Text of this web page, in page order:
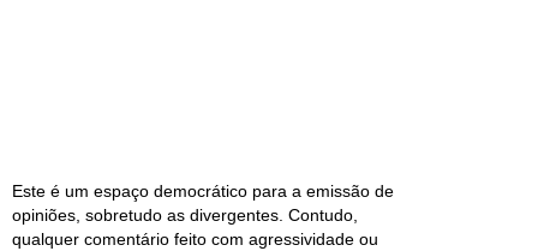
Este é um espaço democrático para a emissão de
opiniões, sobretudo as divergentes. Contudo,
qualquer comentário feito com agressividade ou